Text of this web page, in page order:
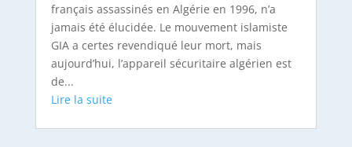
français assassinés en Algérie en 1996, n’a
jamais été élucidée. Le mouvement islamiste
GIA a certes revendiqué leur mort, mais
aujourd’hui, l’appareil sécuritaire algérien est
de...